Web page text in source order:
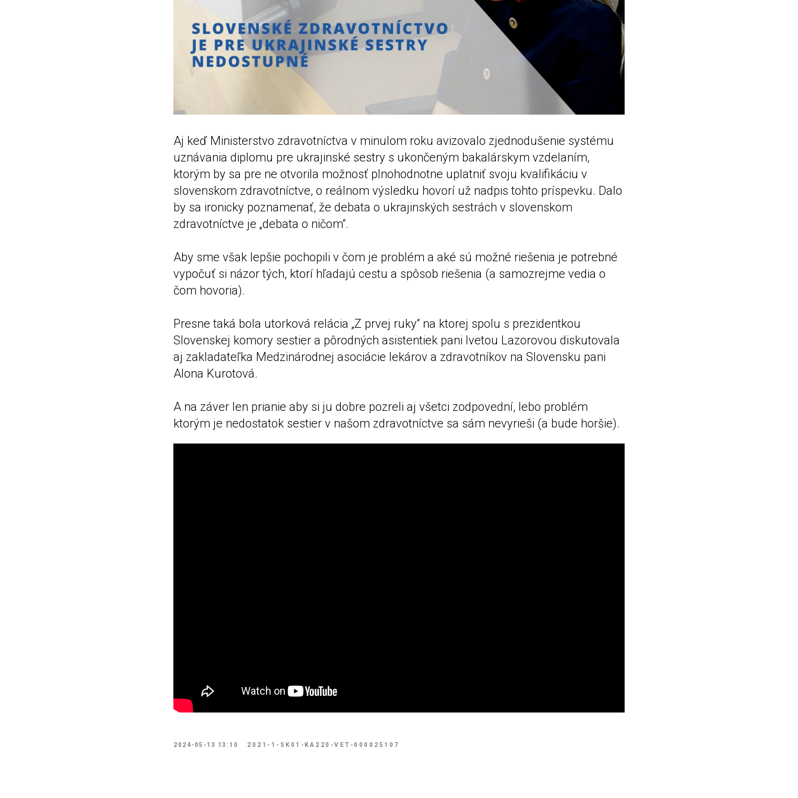
Aj keď Ministerstvo zdravotníctva v minulom roku avizovalo zjednodušenie systému
uznávania diplomu pre ukrajinské sestry s ukončeným bakalárskym vzdelaním,
ktorým by sa pre ne otvorila možnosť plnohodnotne uplatniť svoju kvalifikáciu v
slovenskom zdravotníctve, o reálnom výsledku hovorí už nadpis tohto príspevku. Dalo
by sa ironicky poznamenať, že debata o ukrajinských sestrách v slovenskom
zdravotníctve je „debata o ničom“.
Aby sme však lepšie pochopili v čom je problém a aké sú možné riešenia je potrebné
vypočuť si názor tých, ktorí hľadajú cestu a spôsob riešenia (a samozrejme vedia o
čom hovoria).
Presne taká bola utorková relácia „Z prvej ruky“ na ktorej spolu s prezidentkou
Slovenskej komory sestier a pôrodných asistentiek pani Ivetou Lazorovou diskutovala
aj zakladateľka Medzinárodnej asociácie lekárov a zdravotníkov na Slovensku pani
Alona Kurotová.
A na záver len prianie aby si ju dobre pozreli aj všetci zodpovední, lebo problém
ktorým je nedostatok sestier v našom zdravotníctve sa sám nevyrieši (a bude horšie).
2024-05-13 13:10 2021-1-SK01-KA220-VET-000025107